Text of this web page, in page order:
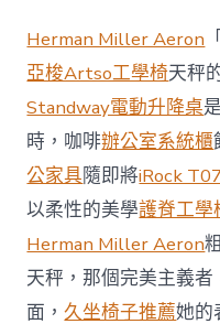
Herman Miller Aeron
亞梭Artso工學椅天秤
Standway電動升降桌
時，咖啡辦公室系統櫃
公家具隨即將iRock T07
以柔性的美學護脊工學
Herman Miller Aeron
天秤，那個完美主義
面，久坐椅子推薦她的